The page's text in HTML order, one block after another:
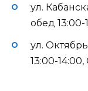
ул.
обед
ул.
13:00-